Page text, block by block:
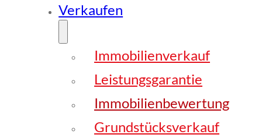
Verkaufen
Immobilienverkauf
Leistungsgarantie
Immobilienbewertung
Grundstücksverkauf